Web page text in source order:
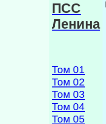
ПСС
Ленина
Том 01
Том 02
Том 03
Том 04
Том 05